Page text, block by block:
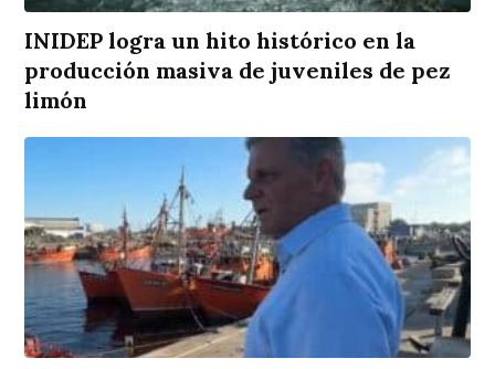
INIDEP logra un hito histórico en la
producción masiva de juveniles de pez
limón